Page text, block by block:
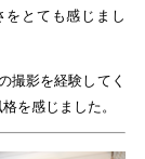
とても感じまし
撮影を経験してく
を感じました。